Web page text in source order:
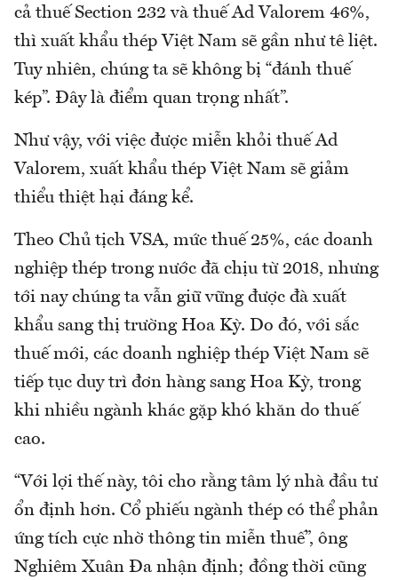
cả thuế Section 232 và thuế Ad Valorem 46%,
thì xuất khẩu thép Việt Nam sẽ gần như tê liệt.
Tuy nhiên, chúng ta sẽ không bị “đánh thuế
kép”. Đây là điểm quan trọng nhất”.
Như vậy, với việc được miễn khỏi thuế Ad
Valorem, xuất khẩu thép Việt Nam sẽ giảm
thiểu thiệt hại đáng kể.
Theo Chủ tịch VSA, mức thuế 25%, các doanh
nghiệp thép trong nước đã chịu từ 2018, nhưng
tới nay chúng ta vẫn giữ vững được đà xuất
khẩu sang thị trường Hoa Kỳ. Do đó, với sắc
thuế mới, các doanh nghiệp thép Việt Nam sẽ
tiếp tục duy trì đơn hàng sang Hoa Kỳ, trong
khi nhiều ngành khác gặp khó khăn do thuế
cao.
“Với lợi thế này, tôi cho rằng tâm lý nhà đầu tư
ổn định hơn. Cổ phiếu ngành thép có thể phản
ứng tích cực nhờ thông tin miễn thuế”, ông
Nghiêm Xuân Đa nhận định; đồng thời cũng